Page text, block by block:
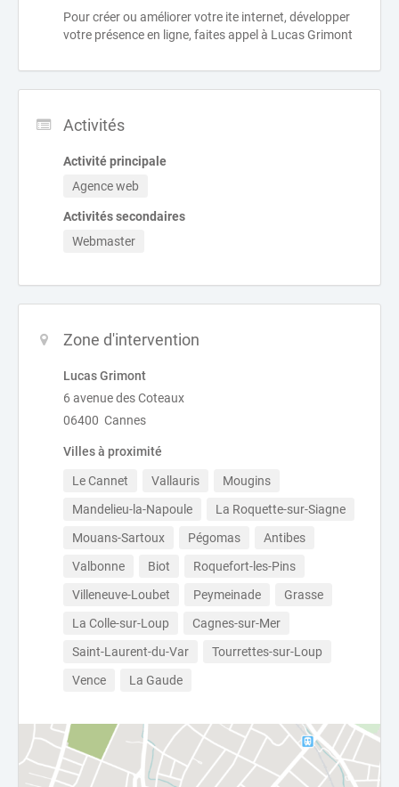
Pour créer ou améliorer votre ite internet, développer
votre présence en ligne, faites appel à Lucas Grimont
Activités
Activité principale
Agence web
Activités secondaires
Webmaster
Zone d'intervention
Lucas Grimont
6 avenue des Coteaux
06400 Cannes
Villes à proximité
Le Cannet Vallauris
Mougins
Mandelieu-la-Napoule
La Roquette-sur-Siagne
Mouans-Sartoux
Pégomas
Antibes
Valbonne
Biot
Roquefort-les-Pins
Villeneuve-Loubet
Peymeinade
Grasse
La Colle-sur-Loup
Cagnes-sur-Mer
Saint-Laurent-du-Var
Tourrettes-sur-Loup
Vence
La Gaude